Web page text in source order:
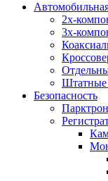
2х-
3х-
Штатные
Безопасность